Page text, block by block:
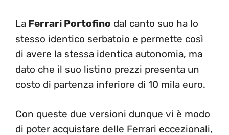
La Ferrari Portofino dal canto suo ha lo
stesso identico serbatoio e permette così
di avere la stessa identica autonomia, ma
dato che il suo listino prezzi presenta un
costo di partenza inferiore di 10 mila euro.
Con queste due versioni dunque vi è modo
di poter acquistare delle Ferrari eccezionali,